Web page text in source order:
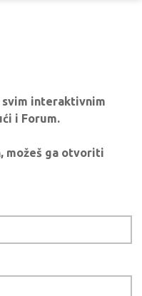
interaktivnim
i Forum.
možeš ga otvoriti